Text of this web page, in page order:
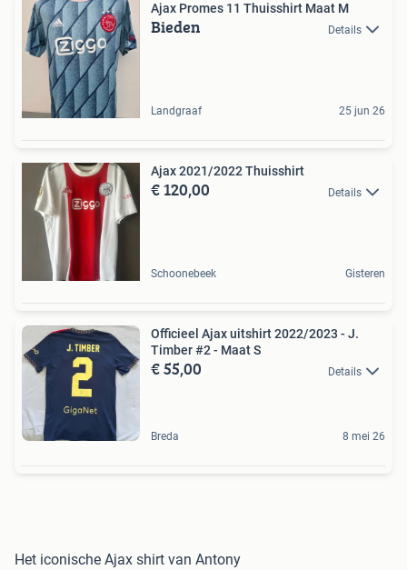
Ajax Promes 11 Thuisshirt Maat M
Bieden Details
Landgraaf 25 jun 26
Ajax 2021/2022 Thuisshirt
€ 120,00 Details
Schoonebeek Gisteren
Officieel Ajax uitshirt 2022/2023 - J.
Timber #2 - Maat S
€ 55,00 Details
Breda 8 mei 26
Het iconische Ajax shirt van Antony